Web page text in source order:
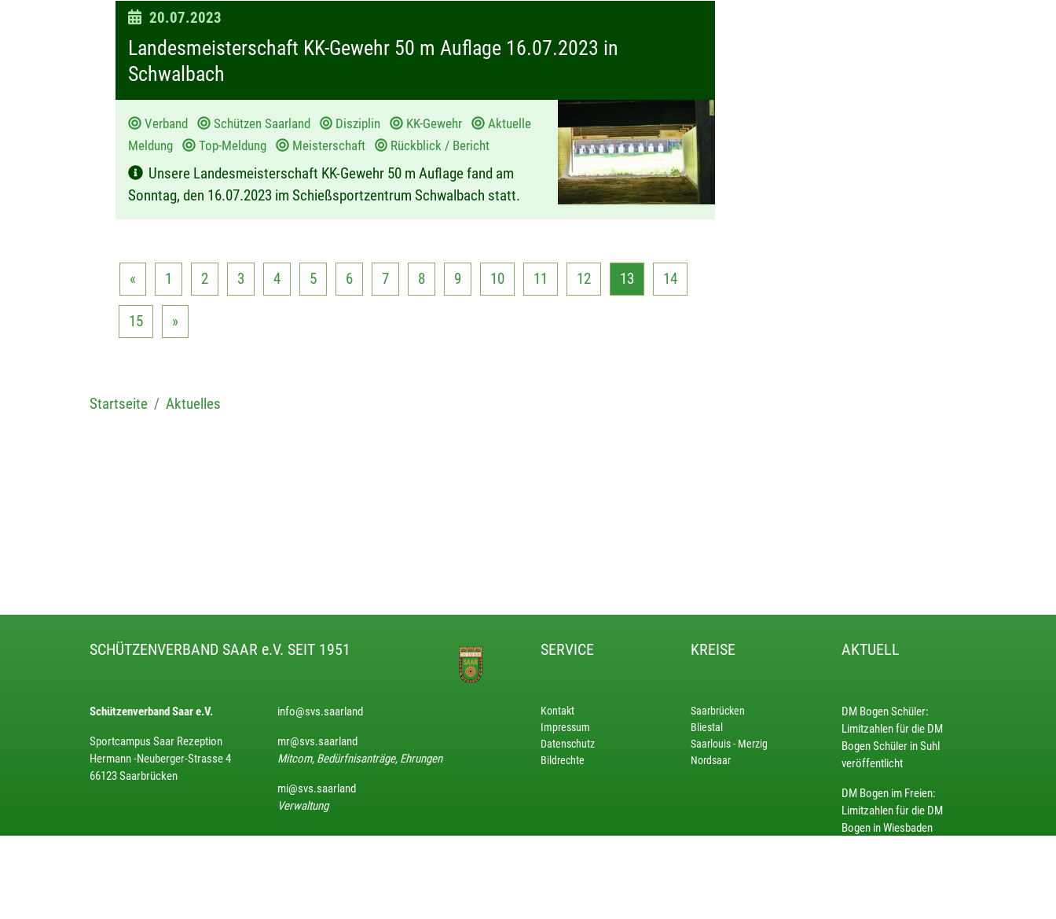
D
t
u
m
:
20.07.2023
Landesmeisterschaft KK-Gewehr 50 m Auflage 16.07.2023 in
Schwalbach
Verband Schützen Saarland Disziplin KK-Gewehr
Aktuelle
Meldung
Top-Meldung Meisterschaft Rückblick / Bericht
Unsere Landesmeisterschaft KK-Gewehr 50 m Auflage fand am
Sonntag, den 16.07.2023 im Schießsportzentrum Schwalbach statt.
« 1 2 3 4 5 6 7 8 9 10 11 12 13 14
15 »
Startseite Aktuelles
SCHÜTZENVERBAND SAAR e.V. SEIT 1951
Schützenverband Saar e.V.
Sportcampus Saar Rezeption
Hermann -Neuberger-Strasse 4
66123 Saarbrücken
info@svs.saarland
mr@svs.saarland
Mitcom, Bedürfnisanträge, Ehrungen
mi@svs.saarland
Verwaltung
SERVICE
Kontakt
Impressum
Datenschutz
Bildrechte
KREISE
Saarbrücken
Bliestal
Saarlouis - Merzig
Nordsaar
AKTUELL
DM Bogen Schüler:
Limitzahlen für die DM
Bogen Schüler in Suhl
veröffentlicht
DM Bogen im Freien:
Limitzahlen für die DM
Bogen in Wiesbaden